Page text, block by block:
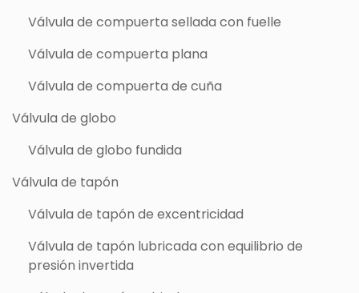
Válvula de compuerta sellada con fuelle
Válvula de compuerta plana
Válvula de compuerta de cuña
Válvula de globo
Válvula de globo fundida
Válvula de tapón
Válvula de tapón de excentricidad
Válvula de tapón lubricada con equilibrio de
presión invertida